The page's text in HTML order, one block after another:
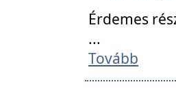
Érdemes
...
Tovább